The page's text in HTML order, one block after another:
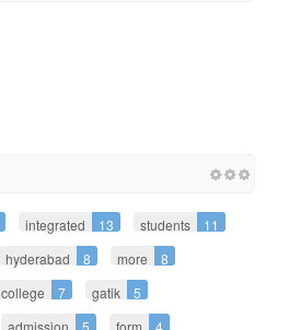
integrated 13 students
11
hyderabad 8 more
8
college 7 gatik
5
admission 5 form
4